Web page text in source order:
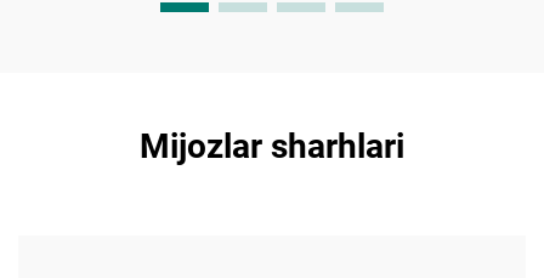
Mijozlar sharhlari